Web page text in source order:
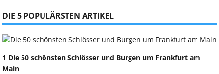
DIE 5 POPULÄRSTEN ARTIKEL
1 Die 50 schönsten Schlösser und Burgen um Frankfurt am
Main